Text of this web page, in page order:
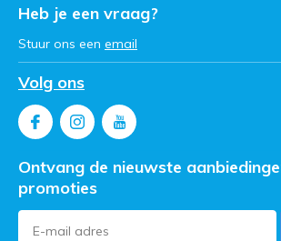
Heb je een vraag?
Stuur ons een email
Volg ons
Ontvang de nieuwste
promoties